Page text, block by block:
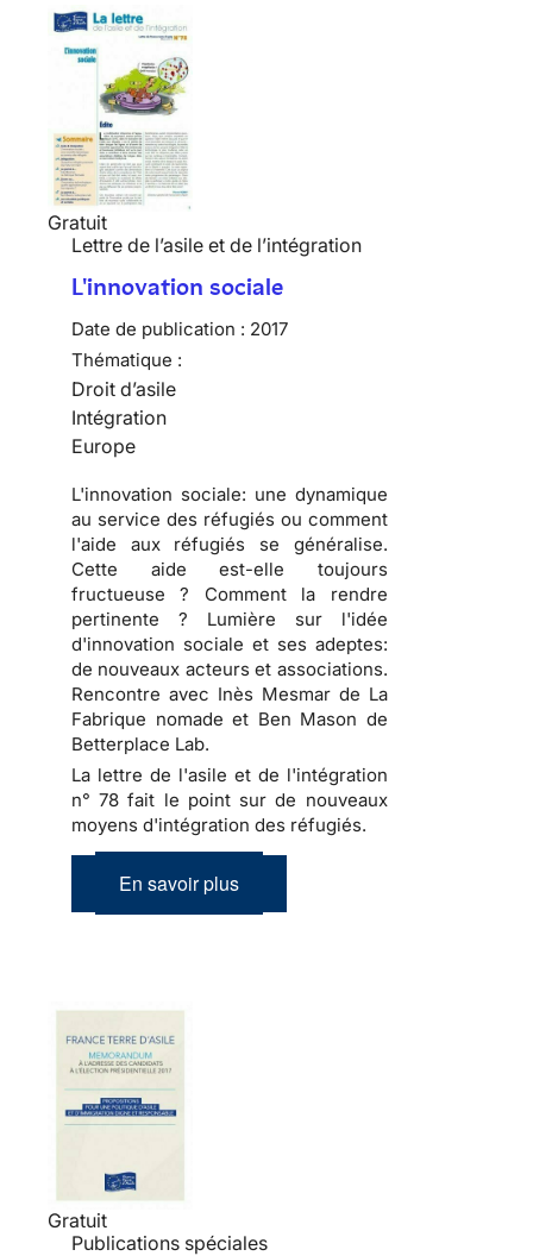
Gratuit
Lettre de l’asile et de l’intégration
L'innovation sociale
Date de publication : 2017
Thématique :
Droit d’asile
Intégration
Europe
L'innovation sociale: une dynamique
au service des réfugiés ou comment
l'aide aux réfugiés se généralise.
Cette aide est-elle toujours
fructueuse ? Comment la rendre
pertinente ? Lumière sur l'idée
d'innovation sociale et ses adeptes:
de nouveaux acteurs et associations.
Rencontre avec Inès Mesmar de La
Fabrique nomade et Ben Mason de
Betterplace Lab.
La lettre de l'asile et de l'intégration
n° 78 fait le point sur de nouveaux
moyens d'intégration des réfugiés.
En savoir plus
Gratuit
Publications spéciales